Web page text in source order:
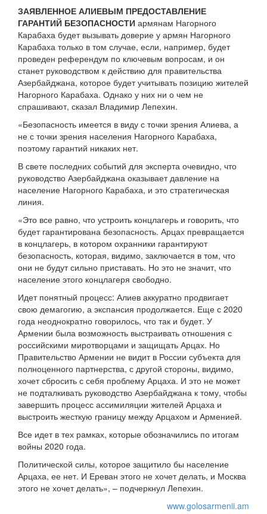
ЗАЯВЛЕННОЕ АЛИЕВЫМ ПРЕДОСТАВЛЕНИЕ
ГАРАНТИЙ БЕЗОПАСНОСТИ армянам Нагорного
Карабаха будет вызывать доверие у армян Нагорного
Карабаха только в том случае, если, например, будет
проведен референдум по ключевым вопросам, и он
станет руководством к действию для правительства
Азербайджана, которое будет учитывать позицию жителей
Нагорного Карабаха. Однако у них ни о чем не
спрашивают, сказал Владимир Лепехин.
«Безопасность имеется в виду с точки зрения Алиева, а
не с точки зрения населения Нагорного Карабаха,
поэтому гарантий никаких нет.
В свете последних событий для эксперта очевидно, что
руководство Азербайджана оказывает давление на
население Нагорного Карабаха, и это стратегическая
линия.
«Это все равно, что устроить концлагерь и говорить, что
будет гарантирована безопасность. Арцах превращается
в концлагерь, в котором охранники гарантируют
безопасность, которая, видимо, заключается в том, что
они не будут сильно приставать. Но это не значит, что
население этого концлагеря свободно.
Идет понятный процесс: Алиев аккуратно продвигает
свою демагогию, а экспансия продолжается. Еще с 2020
года неоднократно говорилось, что так и будет. У
Армении была возможность выстраивать отношения с
российскими миротворцами и защищать Арцах. Но
Правительство Армении не видит в России субъекта для
полноценного партнерства, с другой стороны, видимо,
хочет сбросить с себя проблему Арцаха. И это не может
не подталкивать руководство Азербайджана к тому, чтобы
завершить процесс ассимиляции жителей Арцаха и
выстроить жесткую границу между Арцахом и Арменией.
Все идет в тех рамках, которые обозначились по итогам
войны 2020 года.
Политической силы, которое защитило бы население
Арцаха, ее нет. И Ереван этого не хочет делать, и Москва
этого не хочет делать», – подчеркнул Лепехин.
www.golosarmenii.am